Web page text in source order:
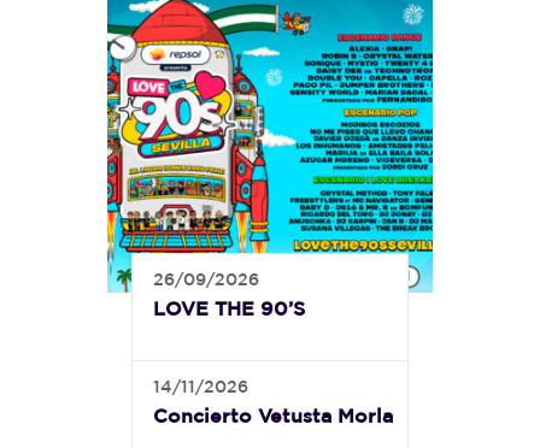
26/09/2026
LOVE THE 90’S
14/11/2026
Concierto Vetusta Morla